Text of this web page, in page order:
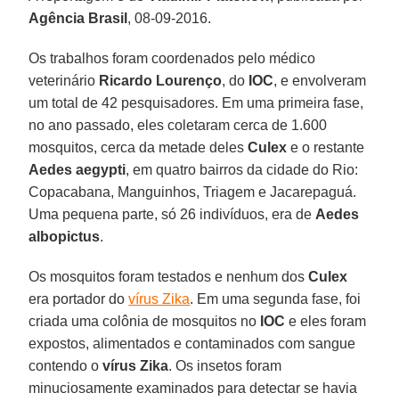
Agência Brasil , 08-09-2016.
Os trabalhos foram coordenados pelo médico
veterinário Ricardo Lourenço, do IOC, e envolveram
um total de 42 pesquisadores. Em uma primeira fase,
no ano passado, eles coletaram cerca de 1.600
mosquitos, cerca da metade delesCulex e o restante
Aedes aegypti, em quatro bairros da cidade do Rio:
Copacabana, Manguinhos, Triagem e Jacarepaguá.
Uma pequena parte, só 26 indivíduos, era de Aedes
albopictus.
Os mosquitos foram testados e nenhum dosCulex
era portador dovírus Zika. Em uma segunda fase, foi
criada uma colônia de mosquitos no IOC e eles foram
expostos, alimentados e contaminados com sangue
contendo ovírus Zika. Os insetos foram
minuciosamente examinados para detectar se havia